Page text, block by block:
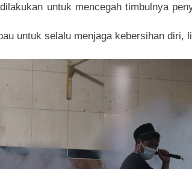
untuk mencegah timbulnya
untuk selalu menjaga kebersihan diri,